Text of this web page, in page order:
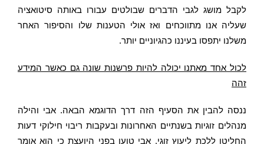
לקבל מושג לגבי הדברים שבולטים עבורו באותה סיטואציה
שעליה אנו מתווכחים ואז אולי הטענות שלו והסיפור האחר
משלנו יתפסו בעיננו כהגיוניים יותר.
לכול אחד מאתנו יכולה להיות פרשנות שונה גם כאשר המידע
זהה
ננסה להבין את הסעיף הזה דרך הדוגמא הבאה. אבי והילה
מנהלים זוגיות בשנתיים האחרונות ובעקבות ריבוי חילוקי דעות
החליטו ללכת ליעוץ זוגי. אבי טוען בפני היועצת כי הוא אומר